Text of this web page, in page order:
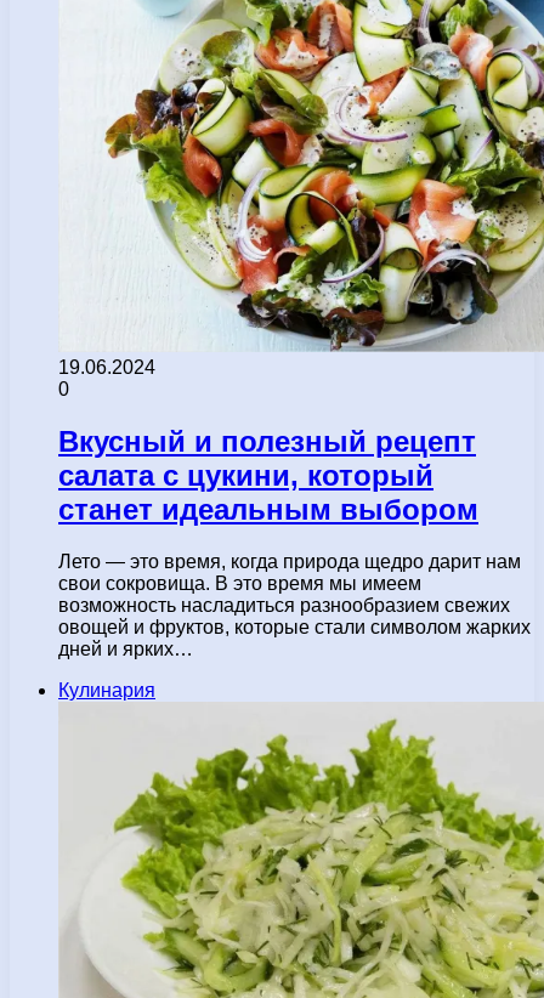
19.06.2024
0
Вкусный и полезный рецепт
салата с цукини, который
станет идеальным выбором
Лето — это время, когда природа щедро дарит нам
свои сокровища. В это время мы имеем
возможность насладиться разнообразием свежих
овощей и фруктов, которые стали символом жарких
дней и ярких…
Кулинария